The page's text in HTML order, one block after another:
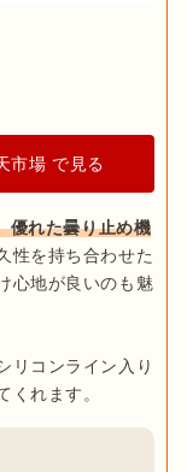
市場 で見る
れた曇り止め機
性を持ち合わせた
心地が良いのも魅
リコンライン入り